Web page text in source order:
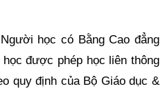
học có Bằng Cao đẳng
được phép học liên thông
quy định của Bộ Giáo dục &